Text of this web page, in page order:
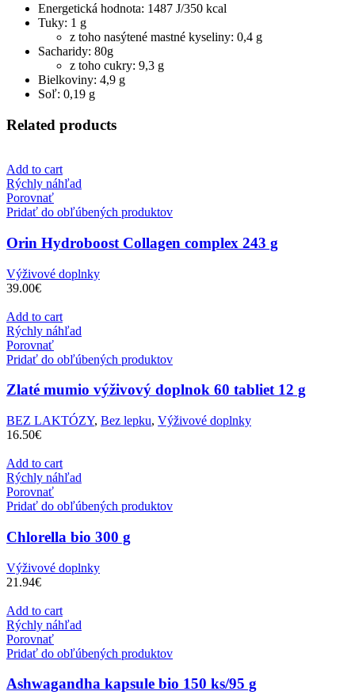
Energetická hodnota: 1487 J/350 kcal
Tuky: 1 g
z toho nasýtené mastné kyseliny: 0,4 g
Sacharidy: 80g
z toho cukry: 9,3 g
Bielkoviny: 4,9 g
Soľ: 0,19 g
Related products
Add to cart
Rýchly náhľad
Porovnať
Pridať do obľúbených produktov
Orin Hydroboost Collagen complex 243 g
Výživové doplnky
39.00€
Add to cart
Rýchly náhľad
Porovnať
Pridať do obľúbených produktov
Zlaté mumio výživový doplnok 60 tabliet 12 g
BEZ LAKTÓZY, Bez lepku, Výživové doplnky
16.50€
Add to cart
Rýchly náhľad
Porovnať
Pridať do obľúbených produktov
Chlorella bio 300 g
Výživové doplnky
21.94€
Add to cart
Rýchly náhľad
Porovnať
Pridať do obľúbených produktov
Ashwagandha kapsule bio 150 ks/95 g